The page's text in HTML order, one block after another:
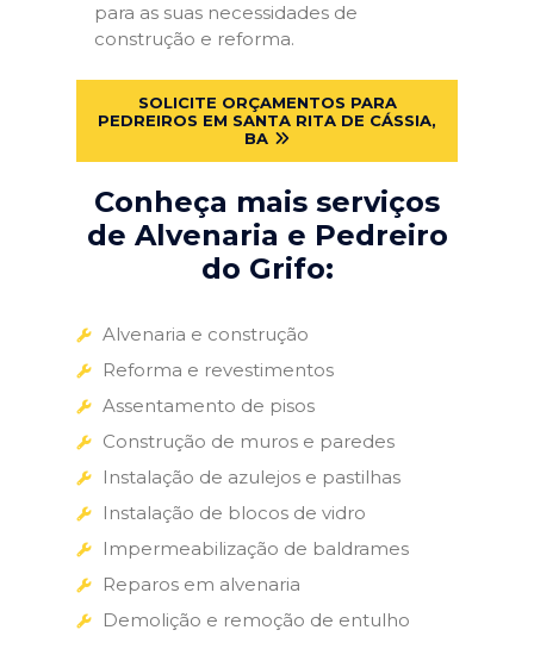
para as suas necessidades de
construção e reforma.
SOLICITE ORÇAMENTOS PARA
PEDREIROS EM SANTA RITA DE CÁSSIA,
BA
Conheça mais serviços
de Alvenaria e Pedreiro
do Grifo:
Alvenaria e construção
Reforma e revestimentos
Assentamento de pisos
Construção de muros e paredes
Instalação de azulejos e pastilhas
Instalação de blocos de vidro
Impermeabilização de baldrames
Reparos em alvenaria
Demolição e remoção de entulho